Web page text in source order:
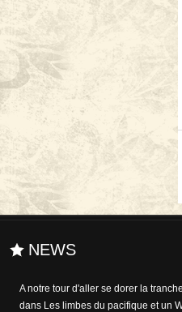
NEWS
A notre tour d'aller se dorer la
dans Les limbes du pacifique et un